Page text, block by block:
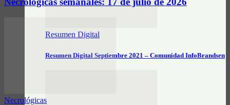
Resumen Digital
Resumen Digital Septiembre 2021 – Comunidad InfoBrandsen
Necrológicas